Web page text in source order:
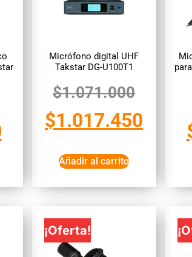
Micrófono digital UHF
Takstar DG-U100T1
$1.071.000
$1.017.450
Añadir al carrito
¡Oferta!